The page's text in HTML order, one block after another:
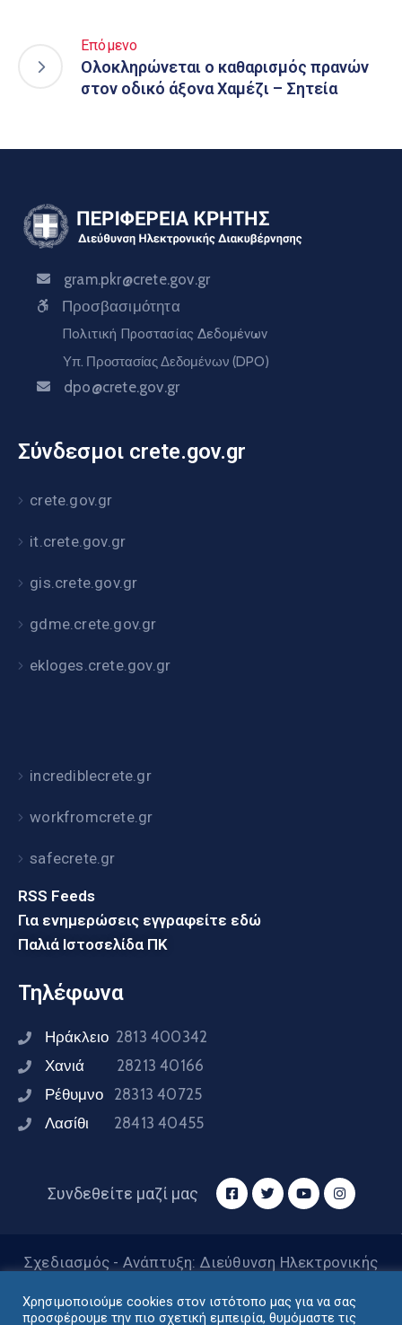
Επόμενο
Ολοκληρώνεται ο καθαρισμός πρανών
στον οδικό άξονα Χαμέζι – Σητεία
gram.pkr@crete.gov.gr
Προσβασιμότητα
Πολιτική Προστασίας Δεδομένων
Υπ. Προστασίας Δεδομένων (DPO)
dpo@crete.gov.gr
Σύνδεσμοι crete.gov.gr
crete.gov.gr
it.crete.gov.gr
gis.crete.gov.gr
gdme.crete.gov.gr
ekloges.crete.gov.gr
incrediblecrete.gr
workfromcrete.gr
safecrete.gr
RSS Feeds
Για ενημερώσεις εγγραφείτε εδώ
Παλιά Ιστοσελίδα ΠΚ
Τηλέφωνα
Ηράκλειο 2813 400342
Χανιά 28213 40166
Ρέθυμνο 28313 40725
Λασίθι 28413 40455
Συνδεθείτε μαζί μας
Σχεδιασμός - Ανάπτυξη: Διεύθυνση Ηλεκτρονικής
Χρησιμοποιούμε cookies στον ιστότοπο μας για να σας
προσφέρουμε την πιο σχετική εμπειρία, θυμόμαστε τις